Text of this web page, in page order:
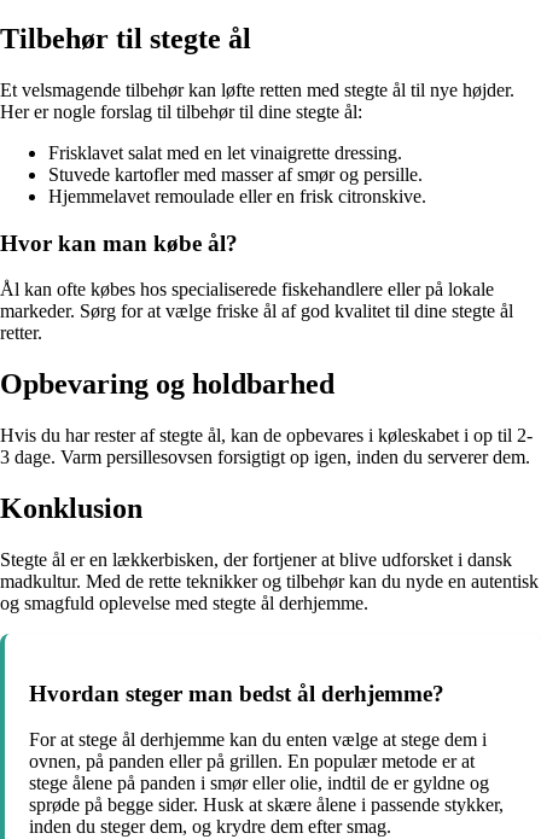
Tilbehør til stegte ål
Et velsmagende tilbehør kan løfte retten med stegte ål til nye højder.
Her er nogle forslag til tilbehør til dine stegte ål:
Frisklavet salat med en let vinaigrette dressing.
Stuvede kartofler med masser af smør og persille.
Hjemmelavet remoulade eller en frisk citronskive.
Hvor kan man købe ål?
Ål kan ofte købes hos specialiserede fiskehandlere eller på lokale
markeder. Sørg for at vælge friske ål af god kvalitet til dine stegte ål
retter.
Opbevaring og holdbarhed
Hvis du har rester af stegte ål, kan de opbevares i køleskabet i op til 2-
3 dage. Varm persillesovsen forsigtigt op igen, inden du serverer dem.
Konklusion
Stegte ål er en lækkerbisken, der fortjener at blive udforsket i dansk
madkultur. Med de rette teknikker og tilbehør kan du nyde en autentisk
og smagfuld oplevelse med stegte ål derhjemme.
Hvordan steger man bedst ål derhjemme?
For at stege ål derhjemme kan du enten vælge at stege dem i
ovnen, på panden eller på grillen. En populær metode er at
stege ålene på panden i smør eller olie, indtil de er gyldne og
sprøde på begge sider. Husk at skære ålene i passende stykker,
inden du steger dem, og krydre dem efter smag.